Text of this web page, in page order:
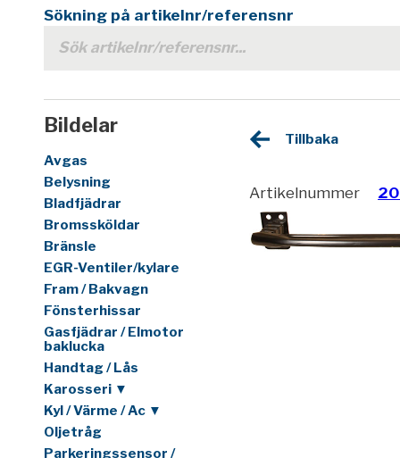
Sökning på artikelnr/referensnr
Bildelar
Avgas
Belysning
Bladfjädrar
Bromssköldar
Bränsle
EGR-Ventiler/kylare
Fram / Bakvagn
Fönsterhissar
Gasfjädrar / Elmotor
baklucka
Handtag / Lås
Karosseri ▼
Kyl / Värme / Ac ▼
Oljetråg
Parkeringssensor /
Tillbaka
Artikelnummer